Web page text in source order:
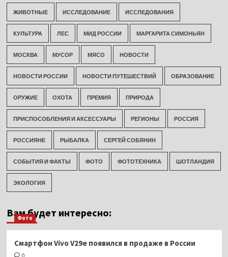
ЖИВОТНЫЕ ИССЛЕДОВАНИЕ ИССЛЕДОВАНИЯ
КУЛЬТУРА ЛЕС МИД РОССИИ МАРГАРИТА СИМОНЬЯН
МОСКВА МУСОР МЯСО НОВОСТИ
НОВОСТИ РОССИИ НОВОСТИ ПУТЕШЕСТВИЙ ОБРАЗОВАНИЕ
ОРУЖИЕ ОХОТА ПРЕМИЯ ПРИРОДА
ПРИСПОСОБЛЕНИЯ И АКСЕССУАРЫ РЕГИОНЫ РОССИЯ
РОССИЯНЕ РЫБАЛКА СЕРГЕЙ СОБЯНИН
СОБЫТИЯ И ФАКТЫ ФОТО ФОТОТЕХНИКА ШОТЛАНДИЯ
ЭКОЛОГИЯ
Вам будет интересно:
Фото
Смартфон Vivo V29e появился в продаже в России
0